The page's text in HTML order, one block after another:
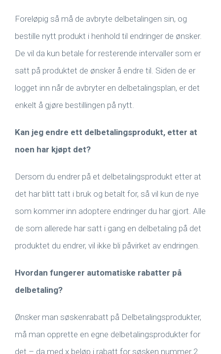
Foreløpig så må de avbryte delbetalingen sin, og
bestille nytt produkt i henhold til endringer de ønsker.
De vil da kun betale for resterende intervaller som er
satt på produktet de ønsker å endre til. Siden de er
logget inn når de avbryter en delbetalingsplan, er det
enkelt å gjøre bestillingen på nytt.
Kan jeg endre ett delbetalingsprodukt, etter at
noen har kjøpt det?
Dersom du endrer på et delbetalingsprodukt etter at
det har blitt tatt i bruk og betalt for, så vil kun de nye
som kommer inn adoptere endringer du har gjort. Alle
de som allerede har satt i gang en delbetaling på det
produktet du endrer, vil ikke bli påvirket av endringen.
Hvordan fungerer automatiske rabatter på
delbetaling?
Ønsker man søskenrabatt på Delbetalingsprodukter,
må man opprette en egne delbetalingsprodukter for
det – da med x beløp i rabatt for søsken nummer 2